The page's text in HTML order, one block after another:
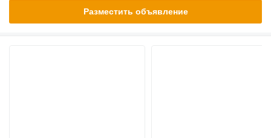
Разместить объявление